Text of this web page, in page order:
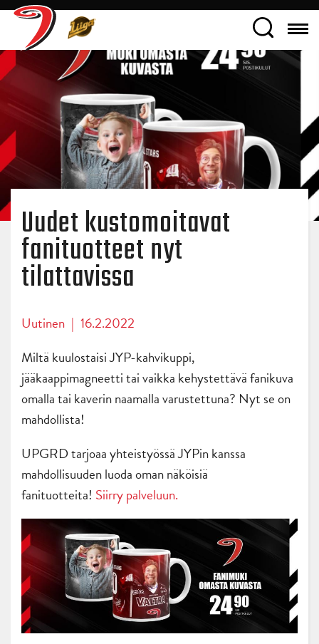
Uudet kustomoitavat
fanituotteet nyt
tilattavissa
Uutinen | 16.2.2022
Miltä kuulostaisi JYP-kahvikuppi,
jääkaappimagneetti tai vaikka kehystettävä fanikuva
omalla tai kaverin naamalla varustettuna? Nyt se on
mahdollista!
UPGRD tarjoaa yhteistyössä JYPin kanssa
mahdollisuuden luoda oman näköisiä
fanituotteita! Siirry palveluun.